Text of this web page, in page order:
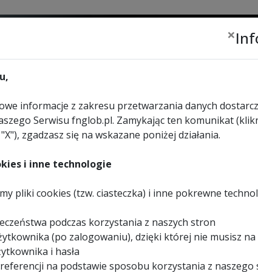
lub
WYBIERZ
KONTAKT
×
informacje z zakresu przetwarzania danych
Serwisu fnglob.pl. Zamykając ten komunikat
zgadzasz się na wskazane poniżej działania.
i inne technologie
pliki cookies (tzw. ciasteczka) i inne pokrewne
podczas korzystania z naszych stron
(po zalogowaniu), dzięki której nie musisz
i hasła
na podstawie sposobu korzystania z naszego
MK MORSE
sztuk
BRZESZCZOT SZABLASTY BIMETALICZNY MK MORSE MASTER COBALT